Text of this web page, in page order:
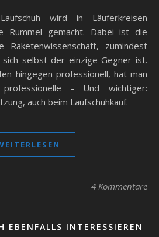
Rummel gemacht. Dabei ist die
Raketenwissenschaft, zumindest
sich selbst der einzige Gegner ist.
hingegen professionell, hat man
- Und wichtiger:
auch beim Laufschuhkauf.
4 Kommentare
EBENFALLS INTERESSIEREN